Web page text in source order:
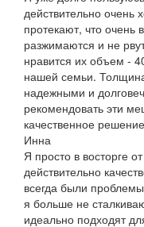
действительно
протекают, что
разжимаются и не
нравится их объем -
нашей семьи.
надежными и
рекомендовать эти
качественное
Инна
Я просто в восторге
действительно
всегда были
я больше не
идеально подходят